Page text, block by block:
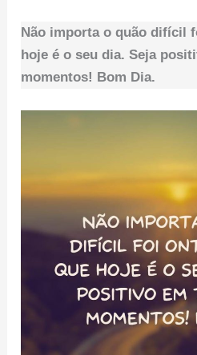
Não importa o quão difícil
hoje é o seu dia. Seja
momentos! Bom Dia.